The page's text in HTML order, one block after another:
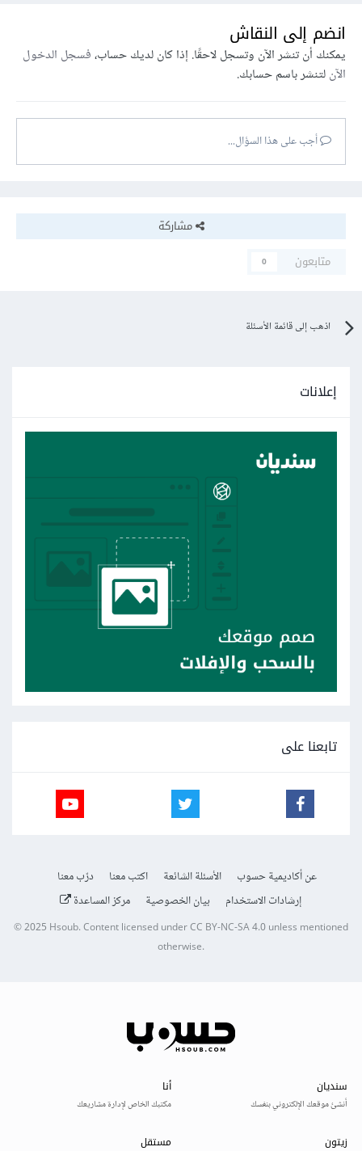
انضم إلى النقاش
يمكنك أن تنشر الآن وتسجل لاحقًا. إذا كان لديك حساب،فسجل الدخول
الآنلتنشر باسم حسابك.
أجب على هذا السؤال...
مشاركة
متابعون
0
اذهب إلى قائمة الأسئلة
إعلانات
تابعنا على
عن أكاديمية حسوب الأسئلة الشائعة اكتب معنا
درّب معنا
إرشادات الاستخدام
بيان الخصوصية مركز المساعدة
© 2025Hsoub.Content licensed underCC BY-NC-SA 4.0unless mentioned
otherwise.